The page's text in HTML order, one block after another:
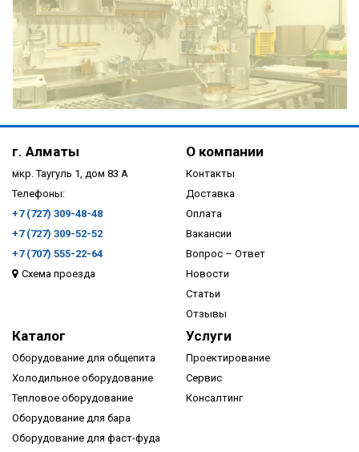
ПОДРОБНЕЕ
ПОДРОБНЕЕ
г. Алматы
мкр. Таугуль 1, дом 83 А
Телефоны:
+7 (727) 309-48-48
+7 (727) 309-52-52
+7 (707) 555-22-64
Схема проезда
О компании
Контакты
Доставка
Оплата
Вакансии
Вопрос – Ответ
Новости
Статьи
Отзывы
Каталог
Оборудование для общепита
Холодильное оборудование
Тепловое оборудование
Оборудование для бара
Оборудование для фаст-фуда
Услуги
Проектирование
Сервис
Консалтинг